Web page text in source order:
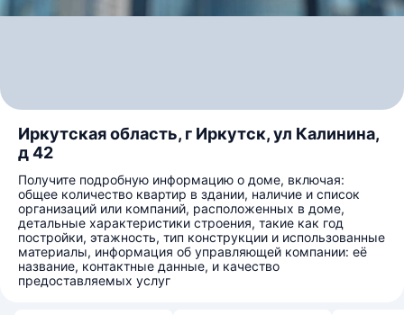
Иркутская область, г Иркутск, ул Калинина,
д 42
Получите подробную информацию о доме, включая:
общее количество квартир в здании, наличие и список
организаций или компаний, расположенных в доме,
детальные характеристики строения, такие как год
постройки, этажность, тип конструкции и использованные
материалы, информация об управляющей компании: её
название, контактные данные, и качество
предоставляемых услуг